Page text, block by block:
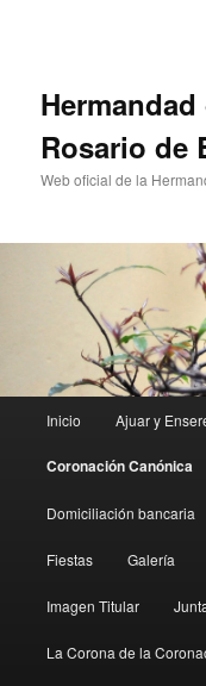
Rosario de
Web oficial de la
principal
Inicio Ajuar y
Coronación Canónica
Domiciliación bancaria
Fiestas Galería
Imagen Titular
La Corona de la